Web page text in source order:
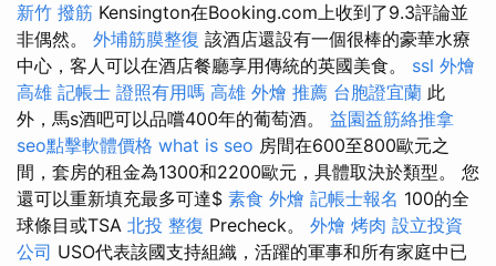
新竹 撥筋 Kensington在Booking.com上收到了9.3評論並
非偶然。 外埔筋膜整復 該酒店還設有一個很棒的豪華水療
中心，客人可以在酒店餐廳享用傳統的英國美食。 ssl 外燴
高雄 記帳士 證照有用嗎 高雄 外燴 推薦 台胞證宜蘭 此
外，馬s酒吧可以品嚐400年的葡萄酒。 益園益筋絡推拿
seo點擊軟體價格 what is seo 房間在600至800歐元之
間，套房的租金為1300和2200歐元，具體取決於類型。 您
還可以重新填充最多可達$ 素食 外燴 記帳士報名 100的全
球條目或TSA 北投 整復 Precheck。 外燴 烤肉 設立投資
公司 USO代表該國支持組織，活躍的軍事和所有家庭中已